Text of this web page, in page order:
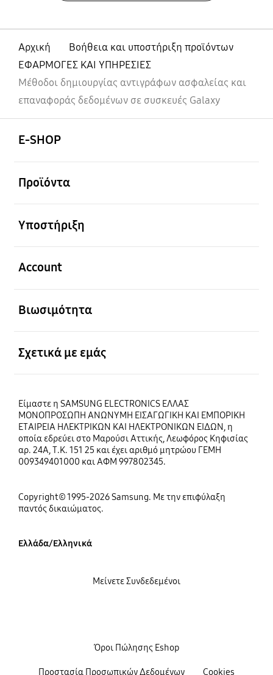
Αρχική
Βοήθεια και υποστήριξη προϊόντων
ΕΦΑΡΜΟΓΕΣ ΚΑΙ ΥΠΗΡΕΣΙΕΣ
Μέθοδοι δημιουργίας αντιγράφων ασφαλείας και
επαναφοράς δεδομένων σε συσκευές Galaxy
E-SHOP
Προϊόντα
Υποστήριξη
Account
Βιωσιμότητα
Σχετικά με εμάς
Είμαστε η SAMSUNG ELECTRONICS ΕΛΛΑΣ
ΜΟΝΟΠΡΟΣΩΠΗ ΑΝΩΝΥΜΗ ΕΙΣΑΓΩΓΙΚΗ ΚΑΙ ΕΜΠΟΡΙΚΗ
ΕΤΑΙΡΕΙΑ ΗΛΕΚΤΡΙΚΩΝ ΚΑΙ ΗΛΕΚΤΡΟΝΙΚΩΝ ΕΙΔΩΝ, η
οποία εδρεύει στο Μαρούσι Αττικής, Λεωφόρος Κηφισίας
αρ. 24Α, Τ.Κ. 151 25 και έχει αριθμό μητρώου ΓΕΜΗ
009349401000 και ΑΦΜ 997802345.
Copyright© 1995-2026 Samsung. Με την επιφύλαξη
παντός δικαιώματος.
Ελλάδα/Ελληνικά
Όροι Πώλησης Eshop
Προστασία Προσωπικών Δεδομένων Cookies
Μείνετε Συνδεδεμένοι